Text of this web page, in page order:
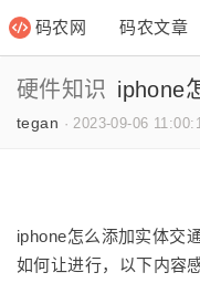
码农网 码农文章
硬件知识 iphone
tegan ·2023-09-06
iphone怎么添加实体交
如何让进行，以下内容